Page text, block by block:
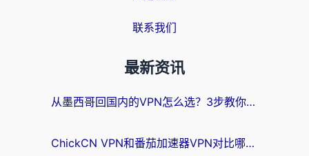
联系我们
最新资讯
从墨西哥回国内的VPN怎么选？3步教你无缝刷剧、玩国服游戏
ChickCN VPN和番茄加速器VPN对比哪个回国效果更好？海外党亲测后的真实答案